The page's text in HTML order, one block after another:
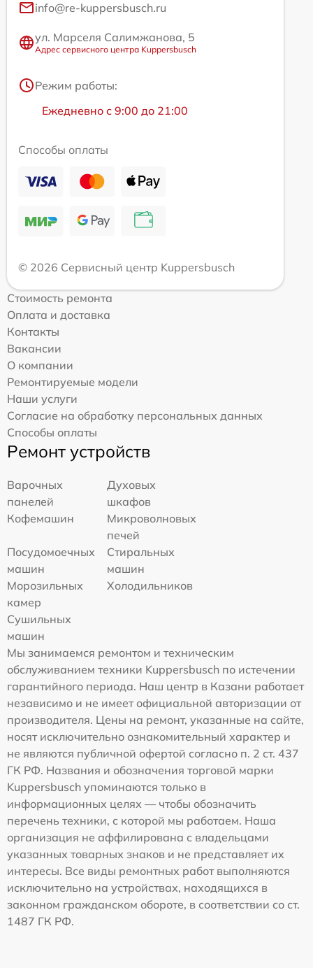
info@re-kuppersbusch.ru
ул. Марселя Салимжанова, 5
Адрес сервисного центра Kuppersbusch
Режим работы:
Ежедневно с 9:00 до 21:00
Способы оплаты
© 2026 Сервисный центр Kuppersbusch
Стоимость ремонта
Оплата и доставка
Контакты
Вакансии
О компании
Ремонтируемые модели
Наши услуги
Согласие на обработку персональных данных
Способы оплаты
Ремонт устройств
Варочных
панелей
Духовых
шкафов
Кофемашин
Микроволновых
печей
Посудомоечных
машин
Стиральных
машин
Морозильных
камер
Холодильников
Сушильных
машин
Мы занимаемся ремонтом и техническим
обслуживанием техники Kuppersbusch по истечении
гарантийного периода. Наш центр в Казани работает
независимо и не имеет официальной авторизации от
производителя. Цены на ремонт, указанные на сайте,
носят исключительно ознакомительный характер и
не являются публичной офертой согласно п. 2 ст. 437
ГК РФ. Названия и обозначения торговой марки
Kuppersbusch упоминаются только в
информационных целях — чтобы обозначить
перечень техники, с которой мы работаем. Наша
организация не аффилирована с владельцами
указанных товарных знаков и не представляет их
интересы. Все виды ремонтных работ выполняются
исключительно на устройствах, находящихся в
законном гражданском обороте, в соответствии со ст.
1487 ГК РФ.